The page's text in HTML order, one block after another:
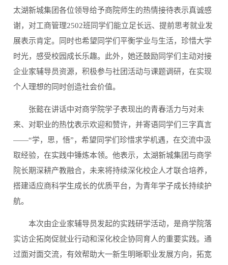
太湖新城集团各位领导给予商院师生的热情接待表示真诚感
谢，对工商管理2502班同学们能立足长远、提前思考就业发
展表示肯定。同时也希望同学们平衡学业与生活，珍惜大学
时光，感受校园成长乐趣。此外，她还鼓励同学们主动对接
企业家辅导员资源，积极参与社团活动与课题调研，在实现
个人理想的同时创造社会价值。
张懿在讲话中对商学院学子表现出的青春活力与对未
来、对职业的热忱表示欢迎和赞许，并寄语同学们三字真言
——“学，思，悟”，希望同学们珍惜求学机遇，在交流中汲
取经验，在实践中锤炼本领。他表示，太湖新城集团与商学
院长期深耕产教融合，未来将持续深化校企人才联合培养，
搭建适应商科学生成长的优质平台，为青年学子成长持续护
航。
本次由企业家辅导员发起的实践研学活动，是商学院落
实访企拓岗促就业行动和深化校企协同育人的重要实践。通
过面对面交流，有效帮助大一新生明晰职业发展方向，拓宽